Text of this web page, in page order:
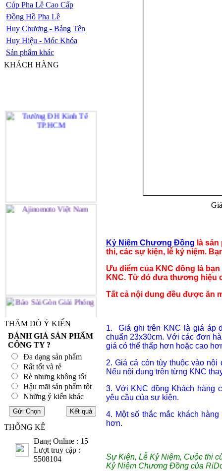
Cúp Pha Lê Cao Cấp
Đồng Hồ Pha Lê
Huy Chương - Bảng Tên
Huy Hiệu - Móc Khóa
Sản phẩm khác
KHÁCH HÀNG
THĂM DÒ Ý KIẾN
ĐÁNH GIÁ SẢN PHẨM
CÔNG TY ?
Đa dạng sản phẩm
Rất tốt và rẻ
Rẻ nhưng không tốt
Hậu mãi sản phẩm tốt
Những ý kiến khác
THỐNG KÊ
Đang Online : 15
Lượt truy cập :
5508104
Kỷ Niệm Chương Đồng là
thi, các sự kiện, lễ kỷ niệm.
Ưu điểm của KNC đồng là
KNC. Từ đó đưa thương hiệu
Tất cả nội dung đều được ăn
1. Giá ghi trên KNC là giá áp
chuẩn 23x30cm. Với các đơn
giá có thể thấp hơn hoặc cao
2. Giá cả còn tùy thuộc vào
Nếu nội dung trên từng KNC
3. Với KNC đồng Khách hàng
yêu cầu của sự kiện.
4. Một số thắc mắc khách
hơn.
Sự Kiện, Lễ Kỷ Niệm, Cuộc thi
Kỷ Niệm Chương Đồng của